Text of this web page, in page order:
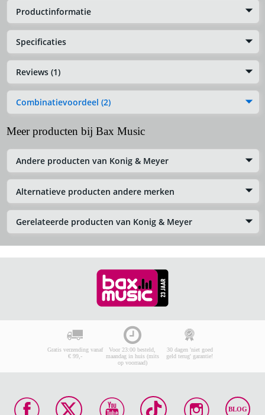
Productinformatie
Specificaties
Reviews (1)
Combinatievoordeel (2)
Meer producten bij Bax Music
Andere producten van Konig & Meyer
Alternatieve producten andere merken
Gerelateerde producten van Konig & Meyer
Gratis verzending vanaf
€ 99,-
Voor 23:00 besteld,
maandag in huis (mits
op voorraad)
30 dagen 'niet goed
geld terug' garantie!
BLOG